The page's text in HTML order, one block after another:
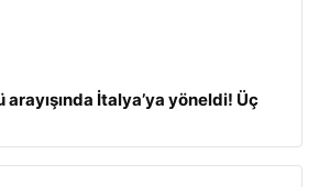
İtalya’ya yöneldi! Üç